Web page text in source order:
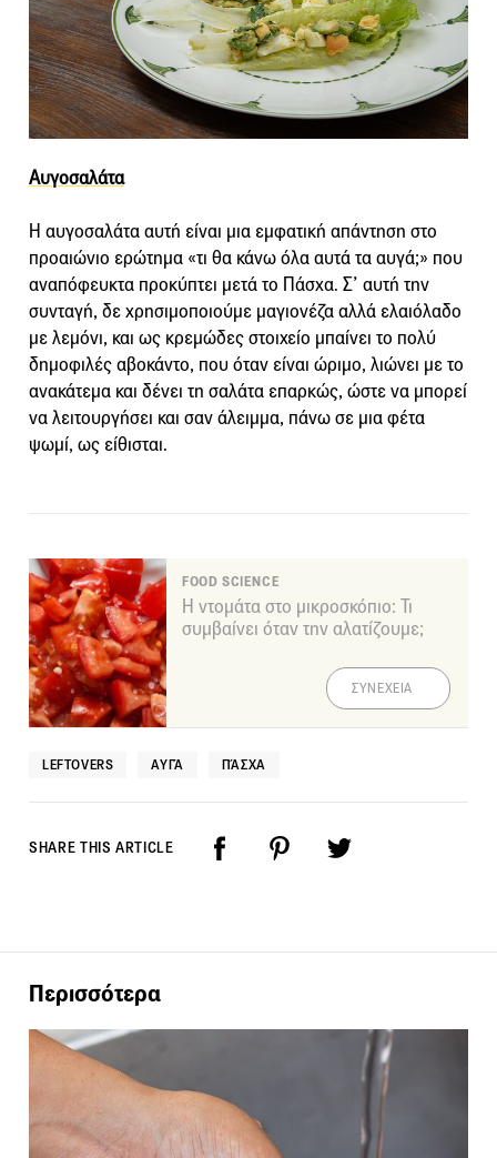
Αυγοσαλάτα
Η αυγοσαλάτα αυτή είναι μια εμφατική απάντηση στο
προαιώνιο ερώτημα «τι θα κάνω όλα αυτά τα αυγά;» που
αναπόφευκτα προκύπτει μετά το Πάσχα. Σ’ αυτή την
συνταγή, δε χρησιμοποιούμε μαγιονέζα αλλά ελαιόλαδο
με λεμόνι, και ως κρεμώδες στοιχείο μπαίνει το πολύ
δημοφιλές αβοκάντο, που όταν είναι ώριμο, λιώνει με το
ανακάτεμα και δένει τη σαλάτα επαρκώς, ώστε να μπορεί
να λειτουργήσει και σαν άλειμμα, πάνω σε μια φέτα
ψωμί, ως είθισται.
FOOD SCIENCE
Η ντομάτα στο μικροσκόπιο: Τι
συμβαίνει όταν την αλατίζουμε;
ΣΥΝΕΧΕΙΑ
LEFTOVERS ΑΥΓΆ ΠΆΣΧΑ
SHARE THIS ARTICLE
Περισσότερα